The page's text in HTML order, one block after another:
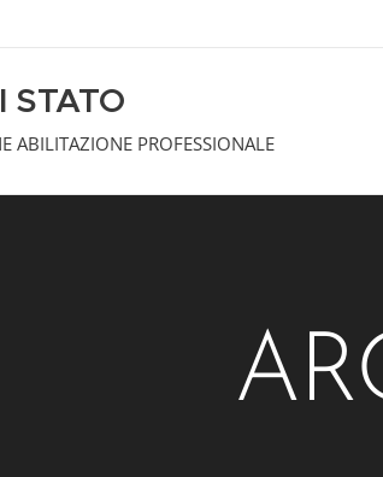
STATO
- - -
ABILITAZIONE PROFESSIONALE